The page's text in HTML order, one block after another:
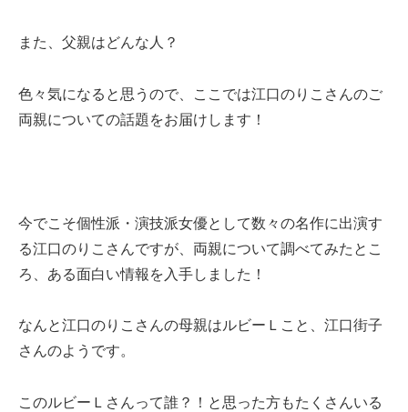
また、父親はどんな人？
色々気になると思うので、ここでは江口のりこさんのご
両親についての話題をお届けします！
今でこそ個性派・演技派女優として数々の名作に出演す
る江口のりこさんですが、両親について調べてみたとこ
ろ、ある面白い情報を入手しました！
なんと江口のりこさんの母親はルビーＬこと、江口街子
さんのようです。
このルビーＬさんって誰？！と思った方もたくさんいる